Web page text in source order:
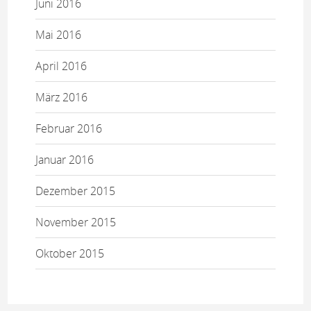
Juni 2016
Mai 2016
April 2016
März 2016
Februar 2016
Januar 2016
Dezember 2015
November 2015
Oktober 2015